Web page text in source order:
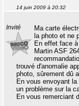
14 juin 2009 à 20:32
Invité
Ma carte
la photo et ne
En effet face
Martin ASF
trouvé d'anomalie
photo, sûrement dû
En vous envoyant
un problème sur la
En vous remerciant